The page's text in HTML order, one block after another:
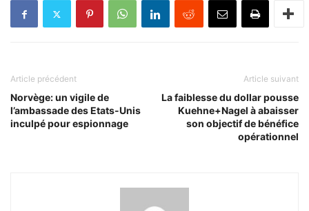
Article précédent
Norvège: un vigile de
l’ambassade des Etats-Unis
inculpé pour espionnage
Article suivant
La faiblesse du dollar pousse
Kuehne+Nagel à abaisser
son objectif de bénéfice
opérationnel